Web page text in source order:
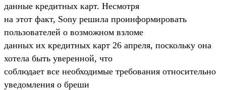
данные кредитных карт. Несмотря
на этот факт, Sony решила проинформировать
пользователей о возможном взломе
данных их кредитных карт 26 апреля, поскольку она
хотела быть уверенной, что
соблюдает все необходимые требования относительно
уведомления о бреши